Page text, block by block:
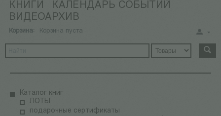
КНИГИ
КАЛЕНДАРЬ СОБЫТИЙ
ВИДЕОАРХИВ
Корзина: Корзина пуста
Каталог книг
ЛОТЫ
подарочные сертификаты